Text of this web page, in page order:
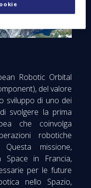
Robotic Orbital
del valore
sviluppo di uno dei
svolgere la prima
che coinvolga
robotiche
missione,
Space in Francia,
per le future
nello Spazio,